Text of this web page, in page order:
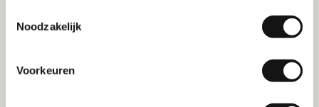
Noodzakelijk
Voorkeuren
Marketing